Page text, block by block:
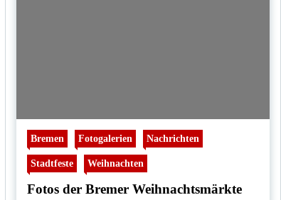
Bremen Fotogalerien Nachrichten
Stadtfeste Weihnachten
Fotos der Bremer Weihnachtsmärkte